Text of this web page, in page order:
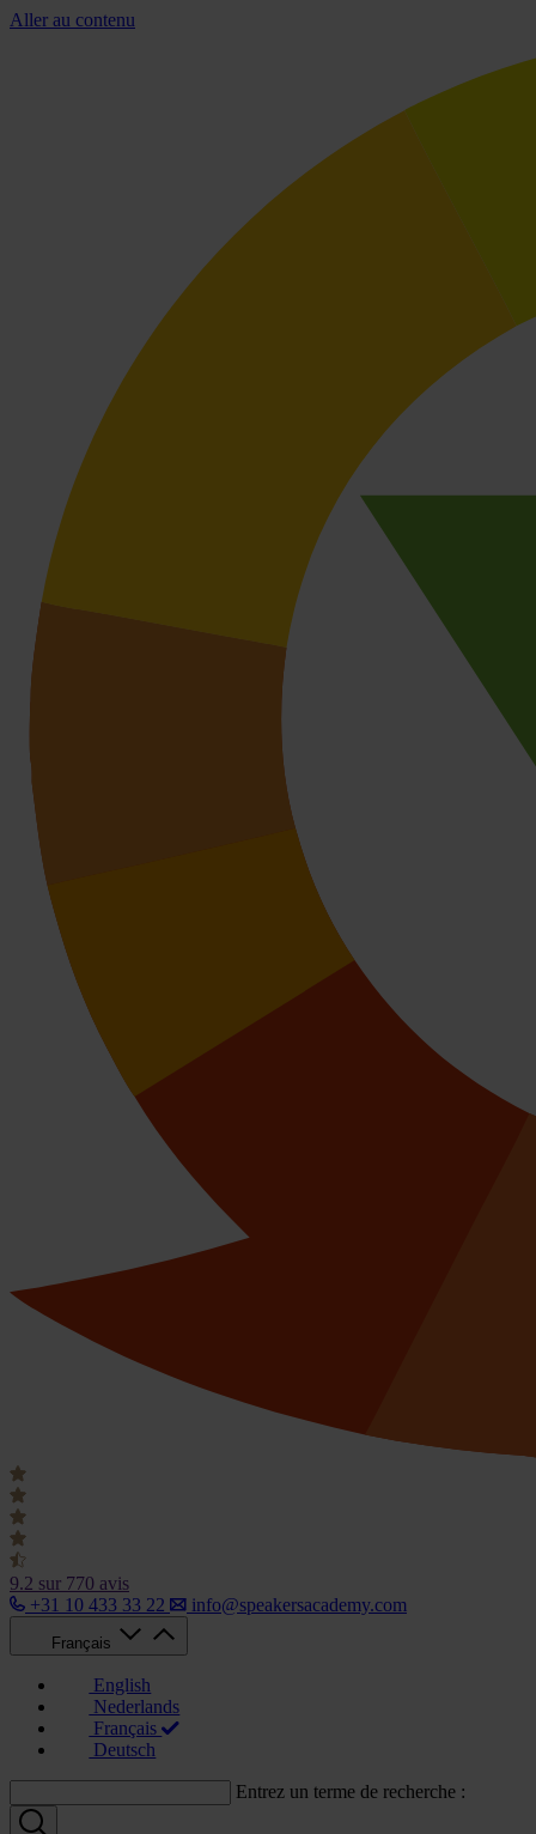
Aller au contenu
9.2 sur 770 avis
+31 10 433 33 22
info@speakersacademy.com
Français
English
Nederlands
Français
Deutsch
Entrez un terme de recherche :